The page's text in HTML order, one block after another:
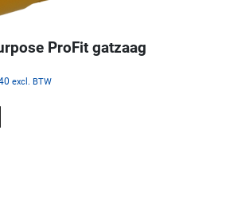
ProFit gatzaag
excl. BTW